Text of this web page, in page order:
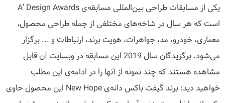
یکی از مسابقات طراحی بین‌المللی مسابقه‌ی A’ Design Awards
است که هر سال در شاخه‌های مختلفی از جمله طراحی محصول،
معماری، خودرو، مد، جواهرات، هویت برند، ارتباطات و ... برگزار
می‌شود. برگزیدگان سال 2019 این مسابقه در وبسایت آن قابل
مشاهده هستند که چند نمونه از آنها را در ادامه‌ی این مطلب
خواهید دید: برند گیفت باکس دانه‌ی New Hope این محصول حاوی